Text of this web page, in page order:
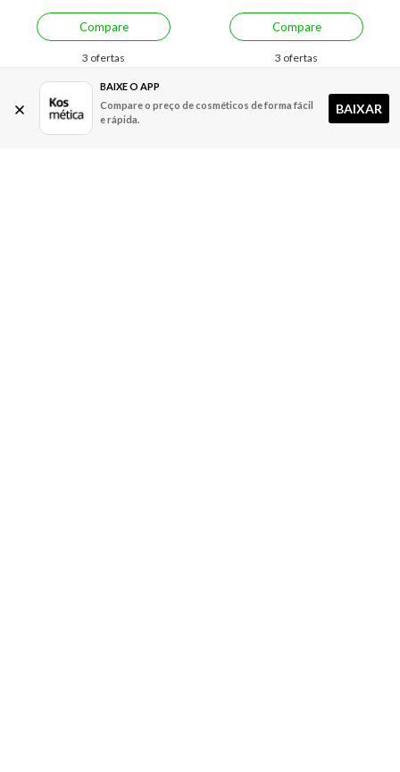
Compare
3 ofertas
Compare
3 ofertas
BAIXE O APP
Compare o preço de cosméticos de forma fácil
e rápida.
BAIXAR